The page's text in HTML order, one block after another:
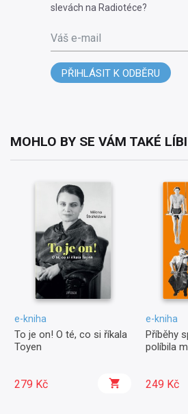
slevách na Radiotéce?
Váš e-mail
PŘIHLÁSIT K ODBĚRU
MOHLO BY SE VÁM TAKÉ
e-kniha
To je on! O té, co si říkala
Toyen
279 Kč
e-kniha
Příběhy
políbila
249 Kč